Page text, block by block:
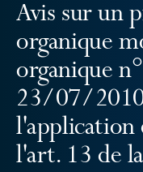
Avis sur un
organique
organique
23/07/
l'application
l'art. 13 de